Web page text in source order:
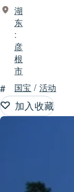
湖
东
:
彦
根
市
# 国宝 / 活动
加入收藏